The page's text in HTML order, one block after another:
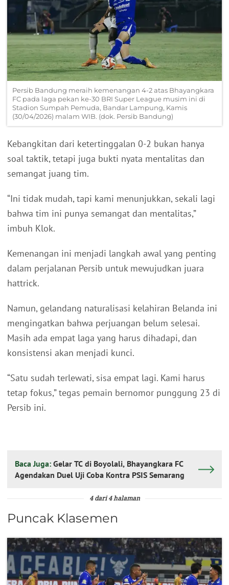
Persib Bandung meraih kemenangan 4-2 atas Bhayangkara
FC pada laga pekan ke-30 BRI Super League musim ini di
Stadion Sumpah Pemuda, Bandar Lampung, Kamis
(30/04/2026) malam WIB. (dok. Persib Bandung)
Kebangkitan dari ketertinggalan 0-2 bukan hanya
soal taktik, tetapi juga bukti nyata mentalitas dan
semangat juang tim.
“Ini tidak mudah, tapi kami menunjukkan, sekali lagi
bahwa tim ini punya semangat dan mentalitas,”
imbuh Klok.
Kemenangan ini menjadi langkah awal yang penting
dalam perjalanan Persib untuk mewujudkan juara
hattrick.
Namun, gelandang naturalisasi kelahiran Belanda ini
mengingatkan bahwa perjuangan belum selesai.
Masih ada empat laga yang harus dihadapi, dan
konsistensi akan menjadi kunci.
“Satu sudah terlewati, sisa empat lagi. Kami harus
tetap fokus,” tegas pemain bernomor punggung 23 di
Persib ini.
Baca Juga: Gelar TC di Boyolali, Bhayangkara FC
Agendakan Duel Uji Coba Kontra PSIS Semarang
4 dari 4 halaman
Puncak Klasemen